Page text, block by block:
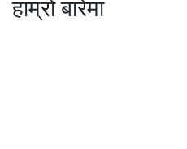
हाम्रो बारेमा